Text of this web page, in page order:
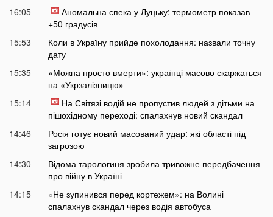
16:05
Аномальна спека у Луцьку: термометр показав
+50 градусів
15:53
Коли в Україну прийде похолодання: назвали точну
дату
15:35
«Можна просто вмерти»: українці масово скаржаться
на «Укрзалізницю»
15:14
На Світязі водій не пропустив людей з дітьми на
пішохідному переході: спалахнув новий скандал
14:46
Росія готує новий масований удар: які області під
загрозою
14:30
Відома тарологиня зробила тривожне передбачення
про війну в Україні
14:15
«Не зупинився перед кортежем»: на Волині
спалахнув скандал через водія автобуса